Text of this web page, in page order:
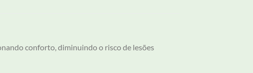
conforto, diminuindo o risco de lesões